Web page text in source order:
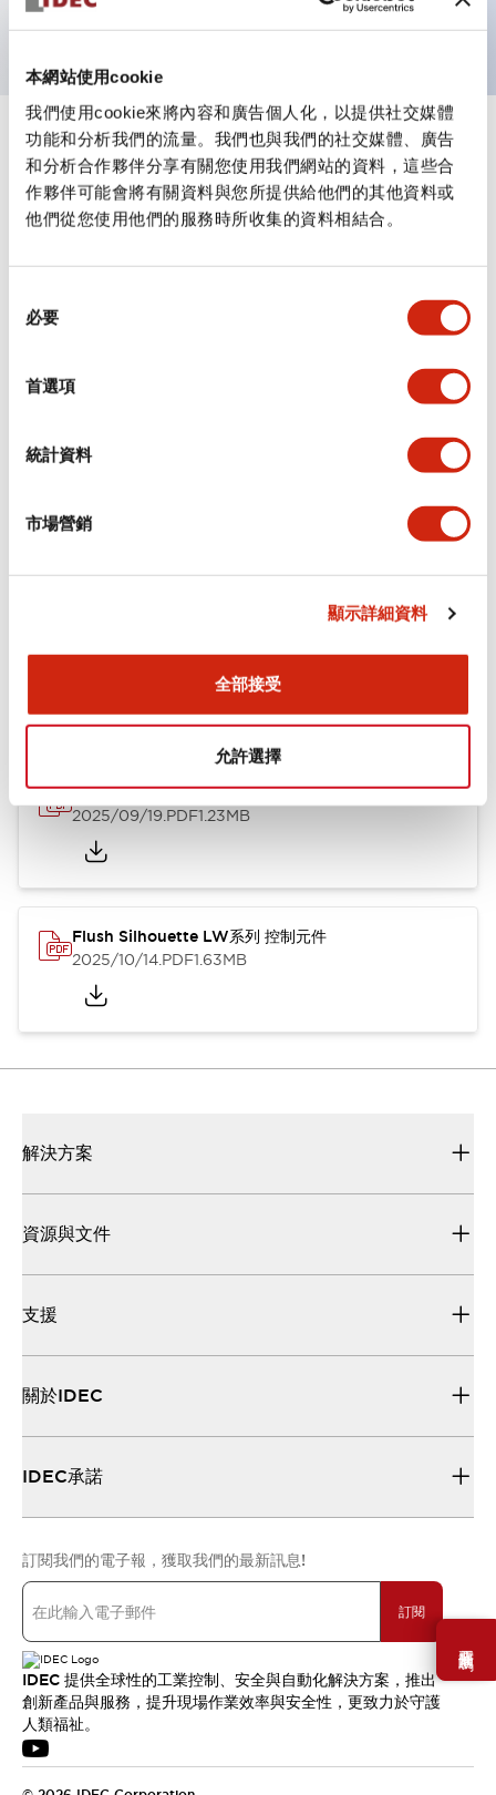
本網站使用cookie
我們使用cookie來將內容和廣告個人化，以提供社交媒體
功能和分析我們的流量。我們也與我們的社交媒體、廣告
和分析合作夥伴分享有關您使用我們網站的資料，這些合
作夥伴可能會將有關資料與您所提供給他們的其他資料或
他們從您使用他們的服務時所收集的資料相結合。
必要
首選項
統計資料
市場營銷
顯示詳細資料
全部接受
允許選擇
需要幫助嗎？
防護結構為IP65（IEC60529）
規格 顯示全部
審美規範
環境規範
功能規格
Flush Silhouette LW系列 控制元件 (英文版)
2025/09/19.PDF1.23MB
Flush Silhouette LW系列 控制元件
2025/10/14.PDF1.63MB
解決方案
資源與文件
支援
關於IDEC
IDEC承諾
訂閱我們的電子報，獲取我們的最新訊息!
訂閱
IDEC 提供全球性的工業控制、安全與自動化解決方案，推出
創新產品與服務，提升現場作業效率與安全性，更致力於守護
人類福祉。